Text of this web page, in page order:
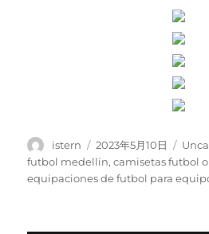
Autor
istern
Publicado
el
2023年5月10日
futbol medellin,camisetas futbol
equipaciones de futbol para